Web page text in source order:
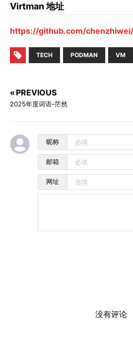
Virtman 地址
https://github.com/
TECH PODMAN VM
« PREVIOUS
2025年度词语-茫然
昵称
邮箱
网址
没有评论